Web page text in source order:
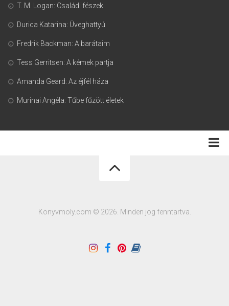
T. M. Logan: Családi fészek
Durica Katarina: Üveghattyú
Fredrik Backman: A barátaim
Tess Gerritsen: A kémek partja
Amanda Geard: Az éjfél háza
Murinai Angéla: Tűbe fűzött életek
Könyvmoly.com © 2026. Minden jog fenntartva.